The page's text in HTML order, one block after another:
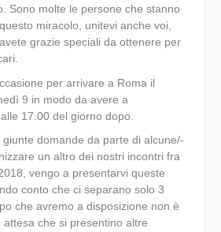
Sono molte le persone che stanno
miracolo, unitevi anche voi,
grazie speciali da ottenere per
per arrivare a Roma il
9 in modo da avere a
17.00 del giorno dopo.
giunte domande da parte di alcune/-
un altro dei nostri incontri fra
vengo a presentarvi queste
conto che ci separano solo 3
che avremo a disposizione non è
attesa che si presentino altre